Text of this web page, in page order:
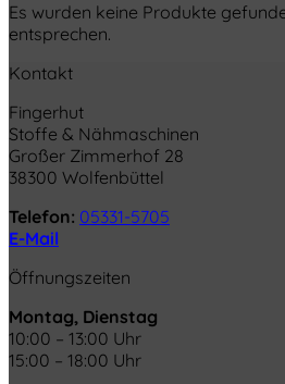
Es wurden keine Produkte
entsprechen.
Kontakt
Fingerhut
Stoffe & Nähmaschinen
Großer Zimmerhof 28
38300 Wolfenbüttel
Telefon: 05331-5705
E-Mail
Öffnungszeiten
Montag, Dienstag
10:00 – 13:00 Uhr
15:00 – 18:00 Uhr